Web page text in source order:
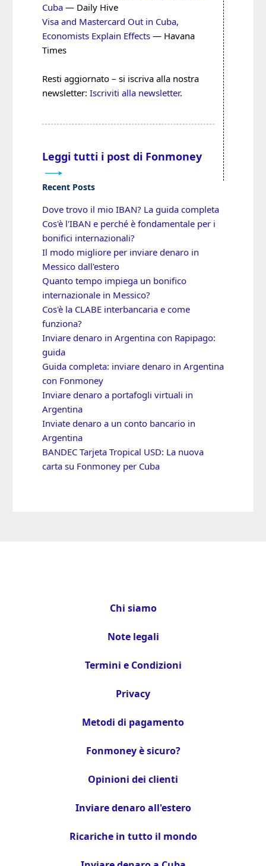
Cuba — Daily Hive
Visa and Mastercard Out in Cuba,
Economists Explain Effects — Havana
Times
Resti aggiornato – si iscriva alla nostra
newsletter: Iscriviti alla newsletter.
Leggi tutti i post di Fonmoney
Recent Posts
Dove trovo il mio IBAN? La guida completa
Cos'è l'IBAN e perché è fondamentale per i
bonifici internazionali?
Il modo migliore per inviare denaro in
Messico dall'estero
Quanto tempo impiega un bonifico
internazionale in Messico?
Cos'è la CLABE interbancaria e come
funziona?
Inviare denaro in Argentina con Rapipago:
guida
Guida completa: inviare denaro in Argentina
con Fonmoney
Inviare denaro a portafogli virtuali in
Argentina
Inviate denaro a un conto bancario in
Argentina
BANDEC Tarjeta Tropical USD: La nuova
carta su Fonmoney per Cuba
Chi siamo
Note legali
Termini e Condizioni
Privacy
Metodi di pagamento
Fonmoney è sicuro?
Opinioni dei clienti
Inviare denaro all'estero
Ricariche in tutto il mondo